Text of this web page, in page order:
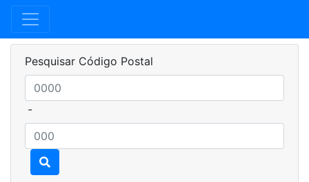
Pesquisar Código Postal
-